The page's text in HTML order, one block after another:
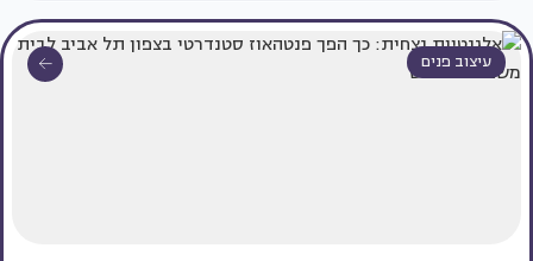
עיצוב פנים